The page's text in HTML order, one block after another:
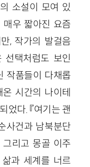
소설이 모여 있
매우 짧아진 요즘
, 작가의 발걸음
선택처럼도 보인
작품들이 다채롭
시간의 나이테
었다. 『여기는 괜
사건과 남북분단
리고 몽골 이주
과 세계를 너르